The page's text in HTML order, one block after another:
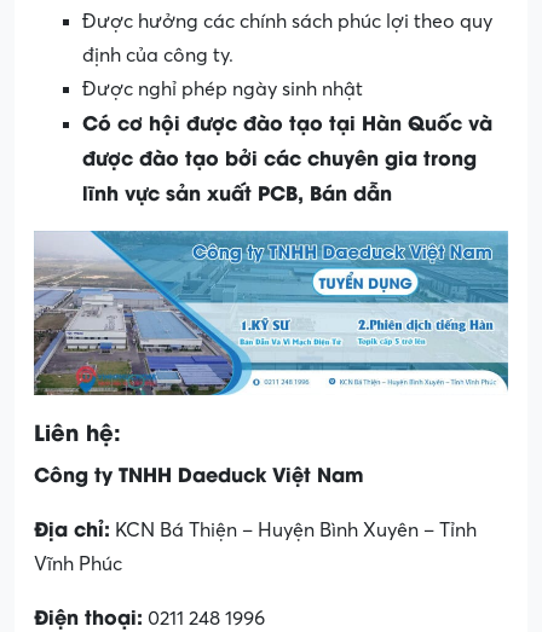
Được hưởng các chính sách phúc lợi theo quy
định của công ty.
Được nghỉ phép ngày sinh nhật
Có cơ hội được đào tạo tại Hàn Quốc và
được đào tạo bởi các chuyên gia trong
lĩnh vực sản xuất PCB, Bán dẫn
Liên hệ:
Công ty TNHH Daeduck Việt Nam
Địa chỉ: KCN Bá Thiện – Huyện Bình Xuyên – Tỉnh
Vĩnh Phúc
Điện thoại: 0211 248 1996